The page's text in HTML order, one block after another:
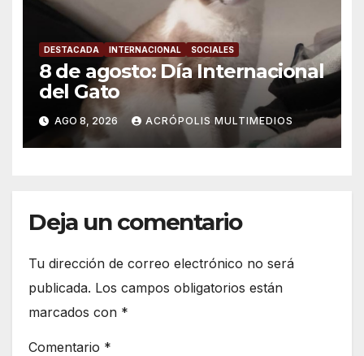
DESTACADA INTERNACIONAL SOCIALES
8 de agosto: Día Internacional
del Gato
AGO 8, 2026 ACRÓPOLIS MULTIMEDIOS
Deja un comentario
Tu dirección de correo electrónico no será
publicada. Los campos obligatorios están
marcados con *
Comentario *